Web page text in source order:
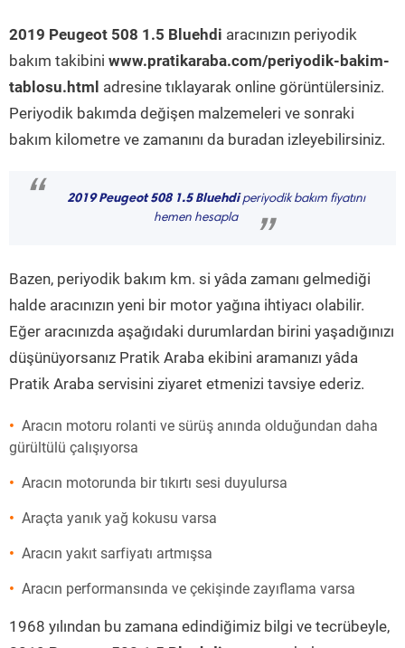
2019 Peugeot 508 1.5 Bluehdi aracınızın periyodik
bakım takibini www.pratikaraba.com/periyodik-bakim-
tablosu.html adresine tıklayarak online görüntülersiniz.
Periyodik bakımda değişen malzemeleri ve sonraki
bakım kilometre ve zamanını da buradan izleyebilirsiniz.
“ 2019 Peugeot 508 1.5 Bluehdiperiyodik bakım fiyatını
hemen hesapla
”
Bazen, periyodik bakım km. si yâda zamanı gelmediği
halde aracınızın yeni bir motor yağına ihtiyacı olabilir.
Eğer aracınızda aşağıdaki durumlardan birini yaşadığınızı
düşünüyorsanız Pratik Araba ekibini aramanızı yâda
Pratik Araba servisini ziyaret etmenizi tavsiye ederiz.
Aracın motoru rolanti ve sürüş anında olduğundan daha
gürültülü çalışıyorsa
Aracın motorunda bir tıkırtı sesi duyulursa
Araçta yanık yağ kokusu varsa
Aracın yakıt sarfiyatı artmışsa
Aracın performansında ve çekişinde zayıflama varsa
1968 yılından bu zamana edindiğimiz bilgi ve tecrübeyle,